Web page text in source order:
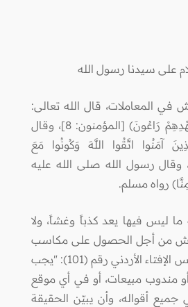
على سيدنا رسول الله
في المعاملات، قال الله تعالى:
(وَالَّذِينَ هُمْ لِأَمَانَاتِهِمْ وَعَهْدِهِمْ رَاعُونَ) [المؤمنون: 8]، وقال
آمَنُوا اتَّقُوا اللَّهَ وَكُونُوا مَعَ
[التوبة: 119]، وقال رسول الله صلى الله عليه
رواه مسلم.
ليس فيها يعد كذباً وغشاً، ولا
من أجل الحصول على مكاسب
دنيوية، جاء في قرار مجلس الإفتاء الأردني رقم (101): "يجب
مندوب مبيعات، أو في أي موقع
أقواله، وأن يبيّن الحقيقة